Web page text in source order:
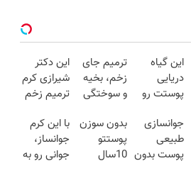
این گیاه
دریایی
پوستت رو
میکنه
جوون شدی
ترمیم جای
زخم، بخیه
و سوختگی
هفته!!😍
این دکتر
شیرازی کرم
ترمیم زخم
ساخت!!!
جوانسازی
طبیعی
پوست بدون
بدون سوزن
پوستتو
10سال
با این کرم
جوانساز،
جوانی رو به